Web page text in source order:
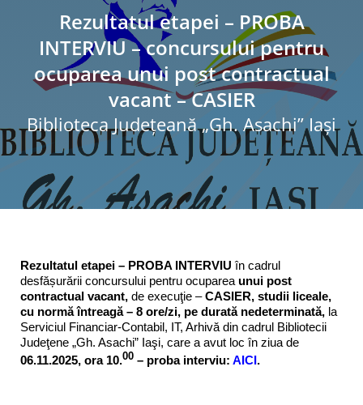
Ştiri şi evenimente
Programe şi proiecte
Interes public
Rezultatul etapei – PROBA
INTERVIU – concursului pentru
ocuparea unui post contractual
vacant – CASIER
Biblioteca Judeţeană „Gh. Asachi” Iaşi
Rezultatul etapei – PROBA INTERVIUîn cadrul
desfășurării concursului pentru ocuparea unui post
contractual vacant, de execuţie –CASIER, studii liceale,
cu normă întreagă – 8 ore/zi, pe durată nedeterminată, la
Serviciul Financiar-Contabil, IT, Arhivă din cadrul Bibliotecii
Judeţene „Gh. Asachi” Iaşi, care a avut loc în ziua de
06.11.2025, ora 10.00 – proba interviu: AICI.